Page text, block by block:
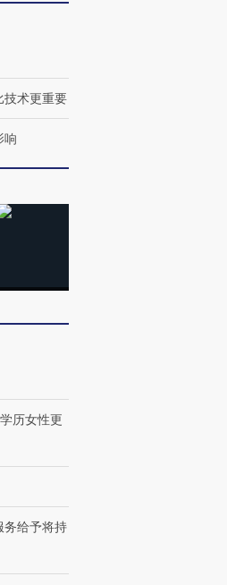
印
飞地休达
种
技术更重要
响
历女性更
务给予将持